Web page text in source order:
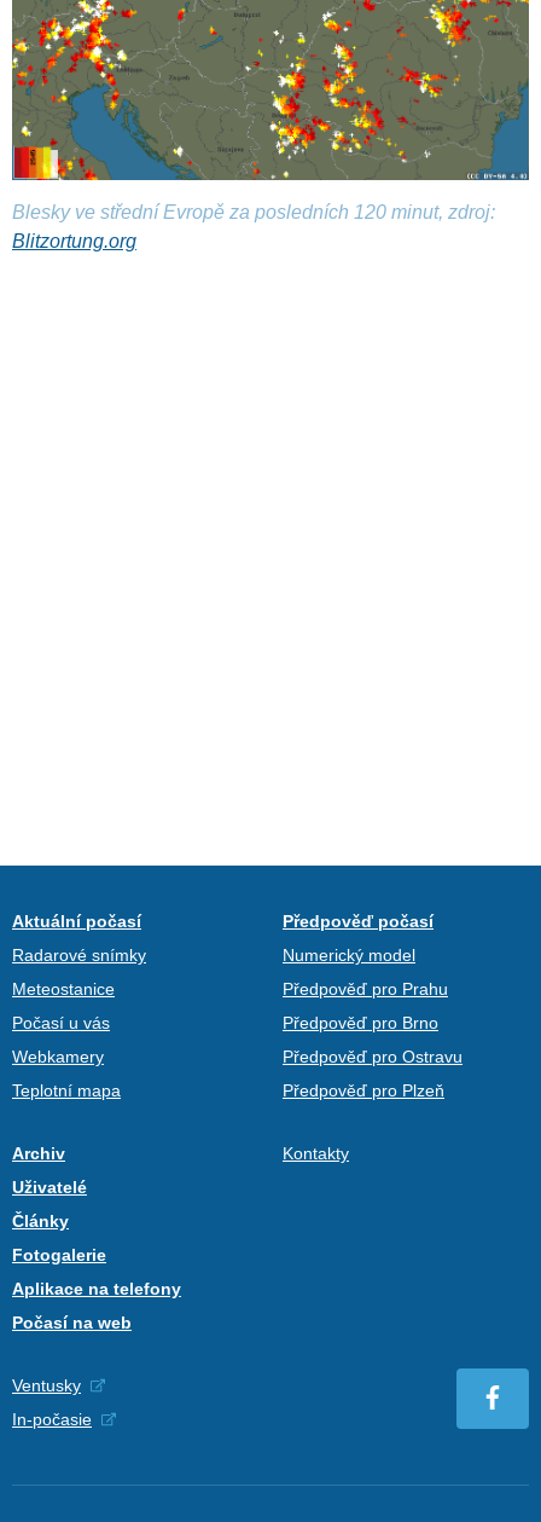
Blesky ve střední Evropě za posledních 120 minut, zdroj:
Blitzortung.org
Aktuální počasí
Radarové snímky
Meteostanice
Počasí u vás
Webkamery
Teplotní mapa
Předpověď počasí
Numerický model
Předpověď pro Prahu
Předpověď pro Brno
Předpověď pro Ostravu
Předpověď pro Plzeň
Archiv
Uživatelé
Články
Fotogalerie
Aplikace na telefony
Počasí na web
Kontakty
Ventusky
In-počasie